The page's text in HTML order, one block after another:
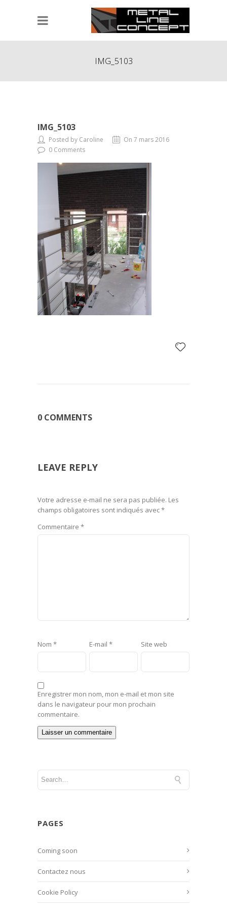
IMG_5103
IMG_5103
Posted by Caroline
On 7 mars 2016
0 Comments
0 COMMENTS
LEAVE REPLY
Votre adresse e-mail ne sera pas publiée. Les
champs obligatoires sont indiqués avec*
Commentaire *
Nom * E-mail * Site web
Enregistrer mon nom, mon e-mail et mon site
dans le navigateur pour mon prochain
commentaire.
PAGES
Coming soon
Contactez nous
Cookie Policy